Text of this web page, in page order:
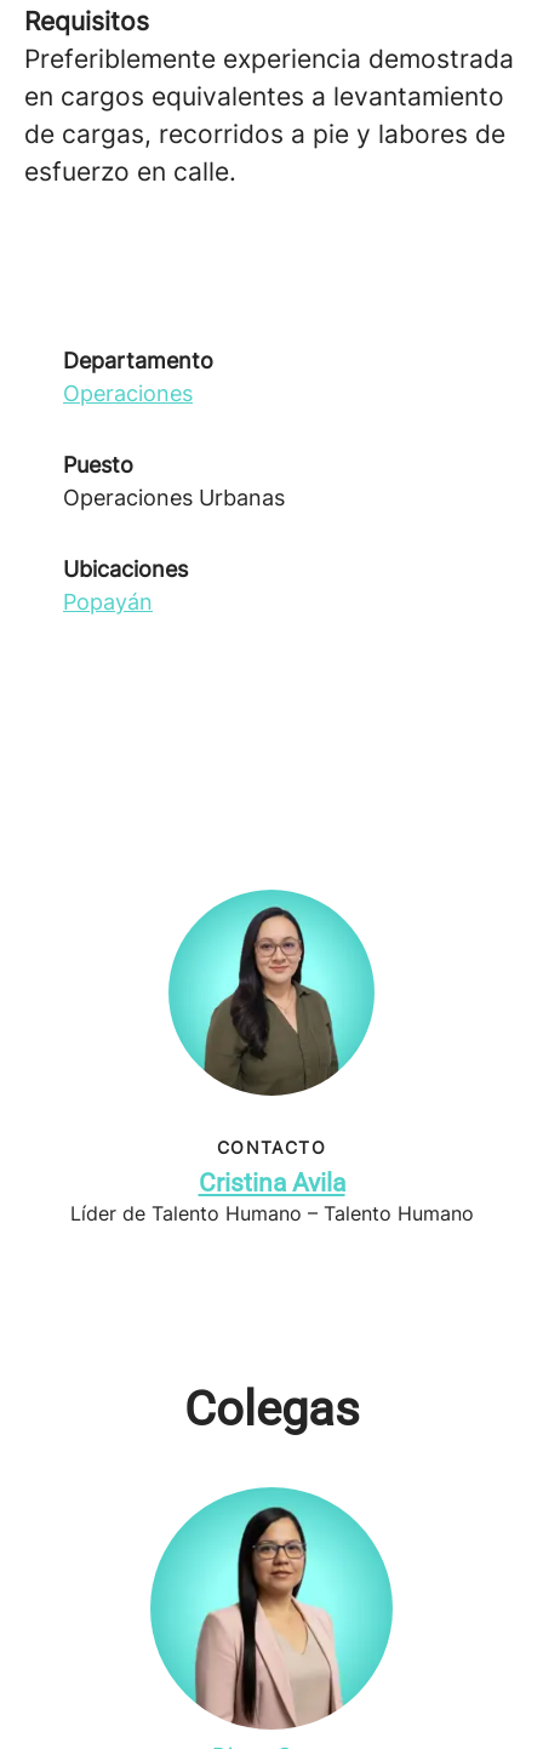
Requisitos
Preferiblemente experiencia demostrada
en cargos equivalentes a levantamiento
de cargas, recorridos a pie y labores de
esfuerzo en calle.
Departamento
Operaciones
Puesto
Operaciones Urbanas
Ubicaciones
Popayán
CONTACTO
Cristina Avila
Líder de Talento Humano – Talento Humano
Colegas